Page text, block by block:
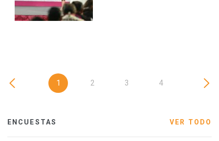
1 2 3 4
ENCUESTAS VER TODO